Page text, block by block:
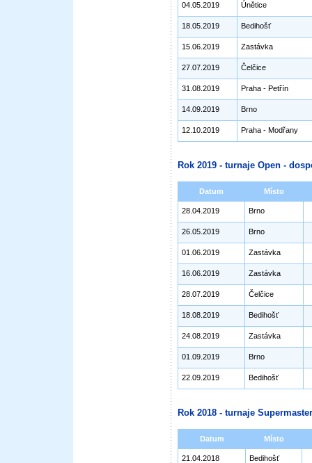
04.05.2019 Únětice
18.05.2019 Bedihošť
15.06.2019 Zastávka
27.07.2019 Čelčice
31.08.2019 Praha - Petřín
14.09.2019 Brno
12.10.2019 Praha - Modřany
Rok 2019 - turnaje Open -
Datum Místo
28.04.2019 Brno
26.05.2019 Brno
01.06.2019 Zastávka
16.06.2019 Zastávka
28.07.2019 Čelčice
18.08.2019 Bedihošť
24.08.2019 Zastávka
01.09.2019 Brno
22.09.2019 Bedihošť
Rok 2018 - turnaje
Datum Místo
21.04.2018 Bedihošť